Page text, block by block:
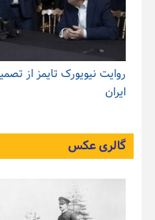
روایت نیویورک تایمز از
ایران
گالری عکس